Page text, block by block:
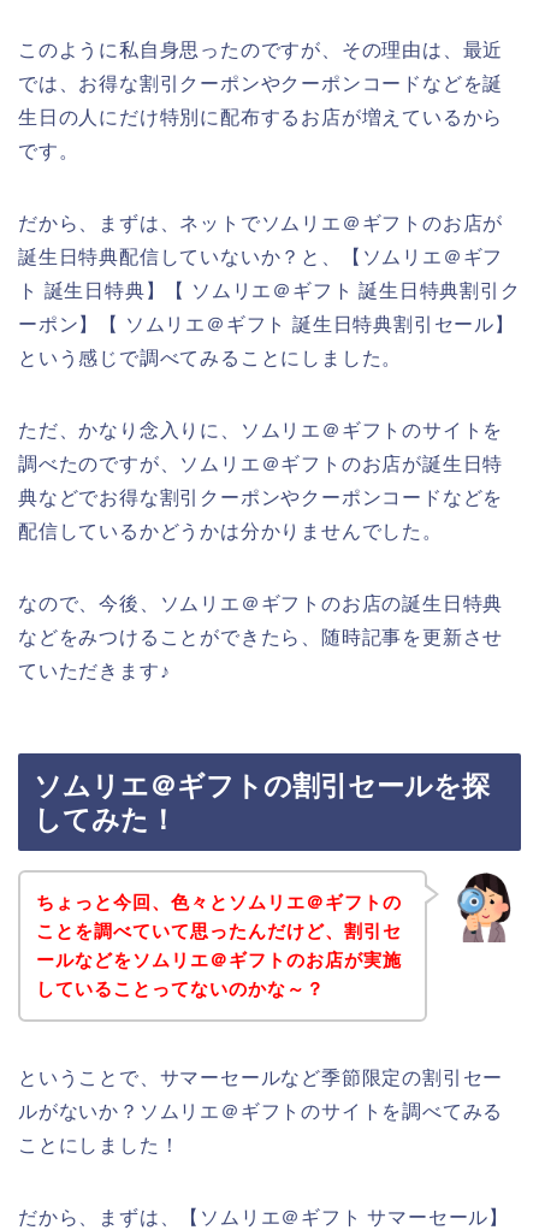
このように私自身思ったのですが、その理由は、最近
では、お得な割引クーポンやクーポンコードなどを誕
生日の人にだけ特別に配布するお店が増えているから
です。
だから、まずは、ネットでソムリエ＠ギフトのお店が
誕生日特典配信していないか？と、【ソムリエ＠ギフ
ト 誕生日特典】【 ソムリエ＠ギフト 誕生日特典割引ク
ーポン】【 ソムリエ＠ギフト 誕生日特典割引セール】
という感じで調べてみることにしました。
ただ、かなり念入りに、ソムリエ＠ギフトのサイトを
調べたのですが、ソムリエ＠ギフトのお店が誕生日特
典などでお得な割引クーポンやクーポンコードなどを
配信しているかどうかは分かりませんでした。
なので、今後、ソムリエ＠ギフトのお店の誕生日特典
などをみつけることができたら、随時記事を更新させ
ていただきます♪
ソムリエ＠ギフトの割引セールを探
してみた！
ちょっと今回、色々とソムリエ＠ギフトの
ことを調べていて思ったんだけど、割引セ
ールなどをソムリエ＠ギフトのお店が実施
していることってないのかな～？
ということで、サマーセールなど季節限定の割引セー
ルがないか？ソムリエ＠ギフトのサイトを調べてみる
ことにしました！
だから、まずは、【ソムリエ＠ギフト サマーセール】